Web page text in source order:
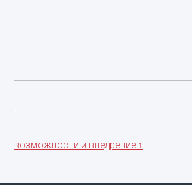
возможности и внедрение ↑